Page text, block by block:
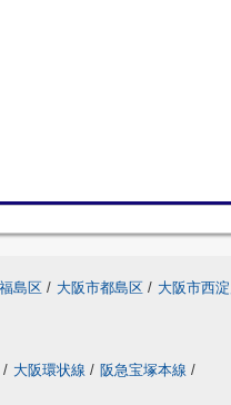
島区 / 大阪市都島区 / 大阪市西
/ 大阪環状線 / 阪急宝塚本線 /